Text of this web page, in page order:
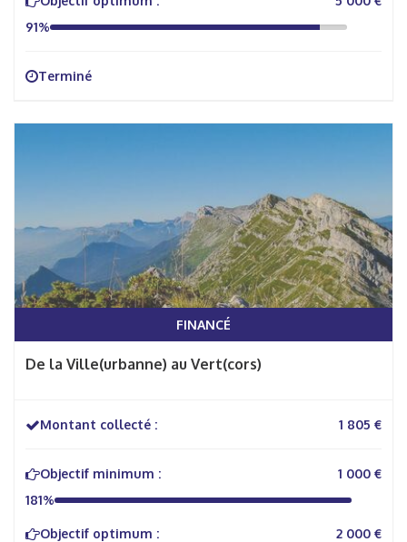
91%
Terminé
FINANCÉ
De la Ville(urbanne) au Vert(cors)
Montant collecté : 1 805 €
Objectif minimum :
1 000 €
181%
Objectif optimum :
2 000 €